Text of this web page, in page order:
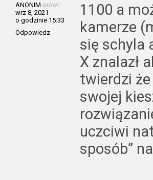
ANONIM mówi:
wrz 8, 2021
o godzinie 15:33
Odpowiedz
1100 a
kamerze
się schyla
X znalazł
twierdzi że
swojej
uczciwi
sposób”